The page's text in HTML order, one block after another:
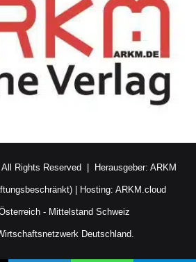
Rights Reserved | Herausgeber: ARKM
| Hosting: ARKM.cloud
- Mittelstand Schweiz
Deutschland.